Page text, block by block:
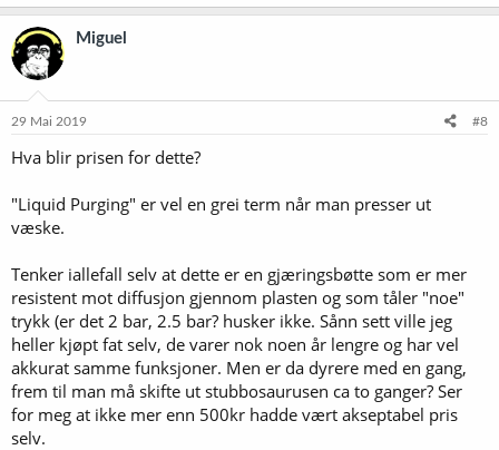
Miguel
29 Mai 2019 #8
Hva blir prisen for dette?
"Liquid Purging" er vel en grei term når man presser ut
væske.
Tenker iallefall selv at dette er en gjæringsbøtte som er mer
resistent mot diffusjon gjennom plasten og som tåler "noe"
trykk (er det 2 bar, 2.5 bar? husker ikke. Sånn sett ville jeg
heller kjøpt fat selv, de varer nok noen år lengre og har vel
akkurat samme funksjoner. Men er da dyrere med en gang,
frem til man må skifte ut stubbosaurusen ca to ganger? Ser
for meg at ikke mer enn 500kr hadde vært akseptabel pris
selv.